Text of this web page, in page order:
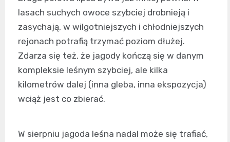
lasach suchych owoce szybciej drobnieją i
zasychają, w wilgotniejszych i chłodniejszych
rejonach potrafią trzymać poziom dłużej.
Zdarza się też, że jagody kończą się w danym
kompleksie leśnym szybciej, ale kilka
kilometrów dalej (inna gleba, inna ekspozycja)
wciąż jest co zbierać.
W sierpniu jagoda leśna nadal może się trafiać,